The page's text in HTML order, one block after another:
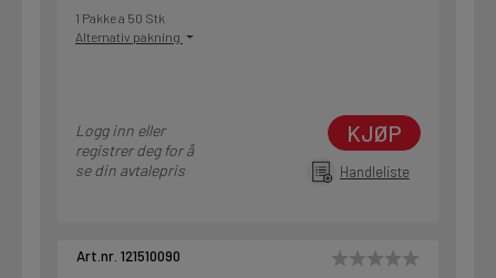
1 Pakke a 50 Stk
Alternativ pakning
Logg inn eller
registrer deg for å
se din avtalepris
KJØP
Handleliste
Art.nr. 121510090